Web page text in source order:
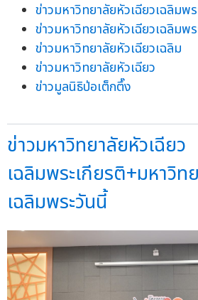
ข่าวมหาวิทยาลัยหัวเฉียวเฉลิมพร
ข่าวมหาวิทยาลัยหัวเฉียวเฉลิมพ
ข่าวมหาวิทยาลัยหัวเฉียวเฉลิม
ข่าวมหาวิทยาลัยหัวเฉียว
ข่าวมูลนิธิป่อเต็กตึ๊ง
ข่าวมหาวิทยาลัยหัวเฉียว
เฉลิมพระเกียรติ+มหาวิท
เฉลิมพระวันนี้